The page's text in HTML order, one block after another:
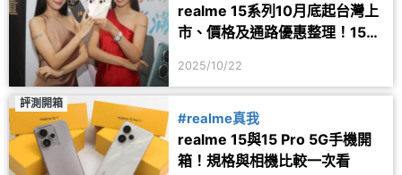
realme 15系列10月底起台灣上
市、價格及通路優惠整理！15
2025/10/22
評測開箱
#realme真我
realme 15與15 Pro 5G手機開
箱！規格與相機比較一次看